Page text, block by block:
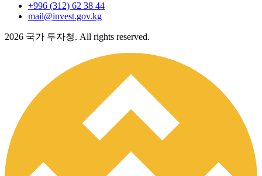
+996 (312) 62 38 44
mail@invest.gov.kg
2026 국가 투자청. All rights reserved.